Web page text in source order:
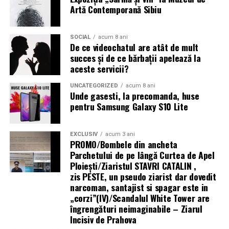
Tratamentul hormonal al endometriozei
(contraceptive, progestative, analogi GnRH)
îmbunătățește fertilitateași nu trebuie recomandat cu
scopul de a crește șansele de sarcină. Suprimarea
hormonală oprește funcția ovariană și, implicit, orice
posibilitate de concepție pe durata tratamentului.
Analogii GnRH sunt folosiți uneoripreoperatorpentru
a reduce volumul și vascularizația leziunilor (facilitând
chirurgia), sau
— dar nu ca tratament de fertilitate în sine.
Mesajul final pentru femeile cu endometrioză și
dorința de sarcină
Endometrioza nu înseamnă infertilitate garantată.
Multe femei cu endometrioză, inclusiv stadii avansate,
rămân gravide — spontan sau cu ajutorul tratamentelor
infrastructură energetică
„Există un decalaj
structural între
cerințele actuale ale
fondurilor europene —
care impun
echipamente 100%
electrice — și
capacitatea reală a
infrastructurii de a livra
energie acolo unde se
desfășoară lucrările.
Artă Contemporană Sibiu
SOCIAL acum 8 ani
De ce videochatul are atât de mult
succes și de ce bărbații apelează la
aceste servicii?
UNCATEGORIZED acum 8 ani
Unde gasesti, la precomanda, huse
pentru Samsung Galaxy S10 Lite
EXCLUSIV acum 3 ani
PROMO/Bombele din ancheta
Parchetului de pe lângă Curtea de Apel
Ploieşti/Ziaristul STAVRI CATALIN ,
zis PESTE, un pseudo ziarist dar dovedit
narcoman, santajist si spagar este in
„corzi”(IV)/Scandalul White Tower are
îngrengături neimaginabile – Ziarul
Incisiv de Prahova